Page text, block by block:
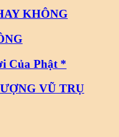
KHÔNG
Của Phật *
VŨ TRỤ